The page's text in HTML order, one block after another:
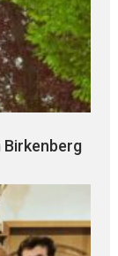
Birkenberg